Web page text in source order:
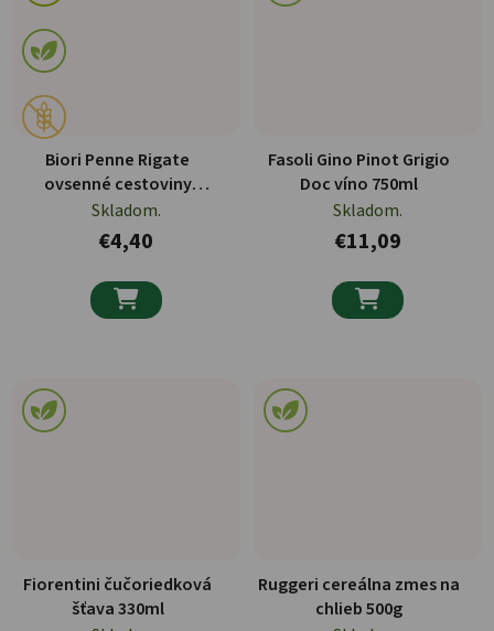
Biori Penne Rigate
ovsenné cestoviny
bezlepkové BIO 250g
Skladom.
€4,40

Fasoli Gino Pinot Grigio
Doc víno 750ml
Skladom.
€11,09

Fiorentini čučoriedková
šťava 330ml
Ruggeri cereálna zmes na
chlieb 500g